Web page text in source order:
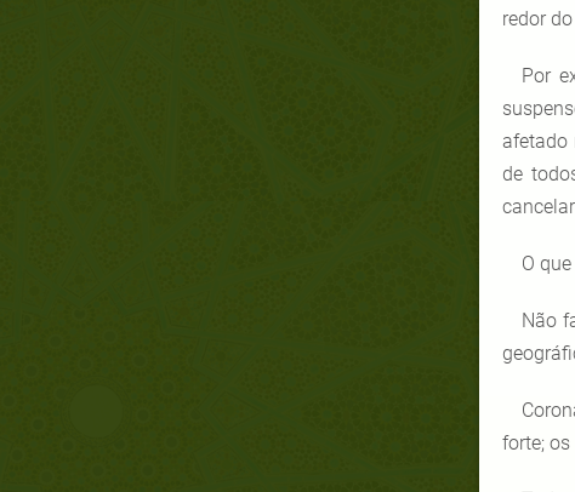
redor
Por
afetado
de
O
Não
forte; os